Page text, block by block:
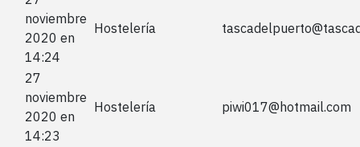
noviembre
2020 en
14:24
Hostelería
27
noviembre
2020 en
14:23
Hostelería piwi017@hotmail.com